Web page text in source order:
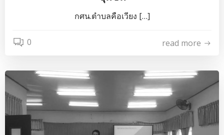
กศน.ตำบลคือเวียง […]
0 read more